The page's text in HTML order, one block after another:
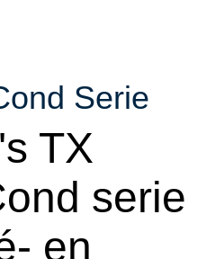
TX
serie
en
Serie